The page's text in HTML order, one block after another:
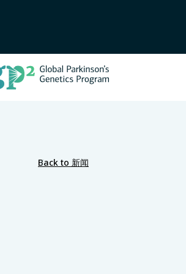
Back to 新闻